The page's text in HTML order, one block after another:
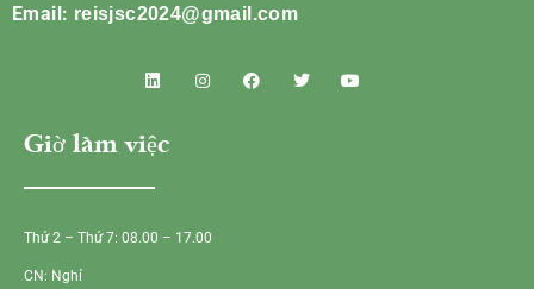
Email: reisjsc2024@gmail.com
Giờ làm việc
Thứ 2 – Thứ 7: 08.00 – 17.00
CN: Nghỉ